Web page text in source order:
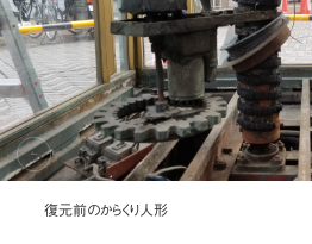
復元前のからくり人形